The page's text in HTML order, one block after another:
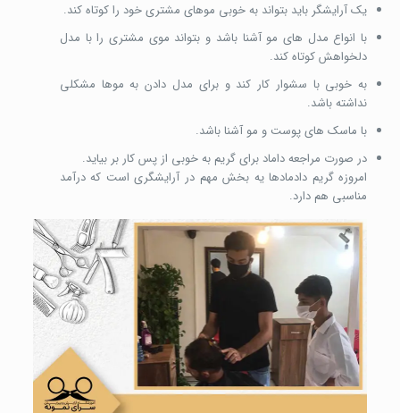
یک آرایشگر باید بتواند به خوبی موهای مشتری خود را کوتاه کند.
با انواع مدل های مو آشنا باشد و بتواند موی مشتری را با مدل
دلخواهش کوتاه کند.
به خوبی با سشوار کار کند و برای مدل دادن به موها مشکلی
نداشته باشد.
با ماسک های پوست و مو آشنا باشد.
در صورت مراجعه داماد برای گریم به خوبی از پس کار بر بیاید.
امروزه گریم دادمادها یه بخش مهم در آرایشگری است که درآمد
مناسبی هم دارد.